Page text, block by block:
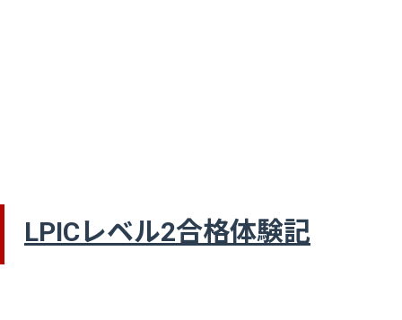
LPICレベル2合格体験記